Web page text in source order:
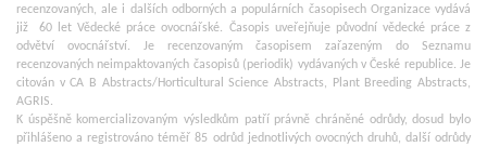
recenzovaných, ale i dalších odborných a populárních časopisech Organizace vydává
již 60 let Vědecké práce ovocnářské. Časopis uveřejňuje původní vědecké práce z
odvětví ovocnářství. Je recenzovaným časopisem zařazeným do Seznamu
recenzovaných neimpaktovaných časopisů (periodik) vydávaných v České republice. Je
citován v CA B Abstracts/Horticultural Science Abstracts, Plant Breeding Abstracts,
AGRIS.
K úspěšně komercializovaným výsledkům patří právně chráněné odrůdy, dosud bylo
přihlášeno a registrováno téměř 85 odrůd jednotlivých ovocných druhů, další odrůdy